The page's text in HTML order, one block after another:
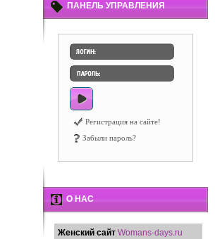
ПАНЕЛЬ УПРАВЛЕНИЯ
Регистрация на сайте!
Забыли пароль?
О НАС
Женский сайт Womans-days.ru